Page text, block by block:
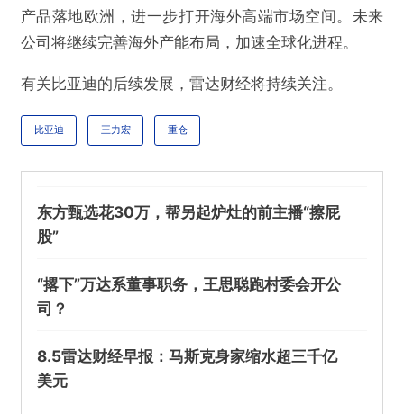
产品落地欧洲，进一步打开海外高端市场空间。未来
公司将继续完善海外产能布局，加速全球化进程。
有关比亚迪的后续发展，雷达财经将持续关注。
比亚迪 王力宏 重仓
东方甄选花30万，帮另起炉灶的前主播“擦屁
股”
“撂下”万达系董事职务，王思聪跑村委会开公
司？
8.5雷达财经早报：马斯克身家缩水超三千亿
美元